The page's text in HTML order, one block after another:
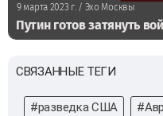
9 марта 2023 г. / Эхо Москвы
Путин готов затянуть
СВЯЗАННЫЕ ТЕГИ
#разведка США